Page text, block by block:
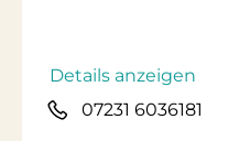
Details anzeigen
07231 6036181